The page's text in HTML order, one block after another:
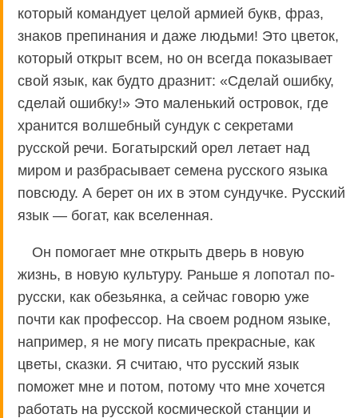
который командует целой армией букв, фраз,
знаков препинания и даже людьми! Это цветок,
который открыт всем, но он всегда показывает
свой язык, как будто дразнит: «Сделай ошибку,
сделай ошибку!» Это маленький островок, где
хранится волшебный сундук с секретами
русской речи. Богатырский орел летает над
миром и разбрасывает семена русского языка
повсюду. А берет он их в этом сундучке. Русский
язык — богат, как вселенная.
Он помогает мне открыть дверь в новую
жизнь, в новую культуру. Раньше я лопотал по-
русски, как обезьянка, а сейчас говорю уже
почти как профессор. На своем родном языке,
например, я не могу писать прекрасные, как
цветы, сказки. Я считаю, что русский язык
поможет мне и потом, потому что мне хочется
работать на русской космической станции и